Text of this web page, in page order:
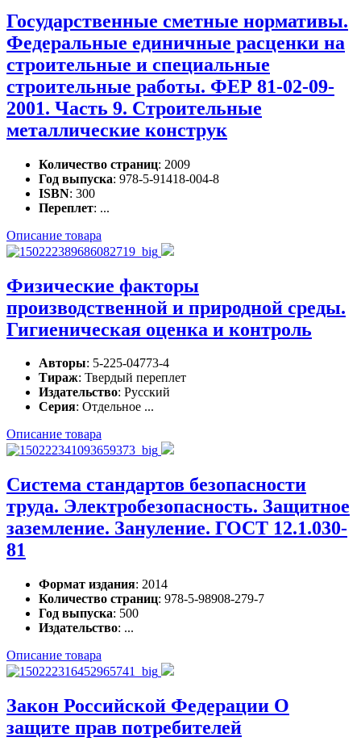
Государственные сметные нормативы.
Федеральные единичные расценки на
строительные и специальные
строительные работы. ФЕР 81-02-09-
2001. Часть 9. Строительные
металлические конструк
Количество страниц: 2009
Год выпуска: 978-5-91418-004-8
ISBN: 300
Переплет: ...
Описание товара
Физические факторы
производственной и природной среды.
Гигиеническая оценка и контроль
Авторы: 5-225-04773-4
Тираж: Твердый переплет
Издательство: Русский
Серия: Отдельное ...
Описание товара
Система стандартов безопасности
труда. Электробезопасность. Защитное
заземление. Зануление. ГОСТ 12.1.030-
81
Формат издания: 2014
Количество страниц: 978-5-98908-279-7
Год выпуска: 500
Издательство: ...
Описание товара
Закон Российской Федерации О
защите прав потребителей